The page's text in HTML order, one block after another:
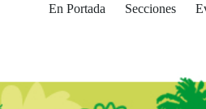
En Portada Secciones